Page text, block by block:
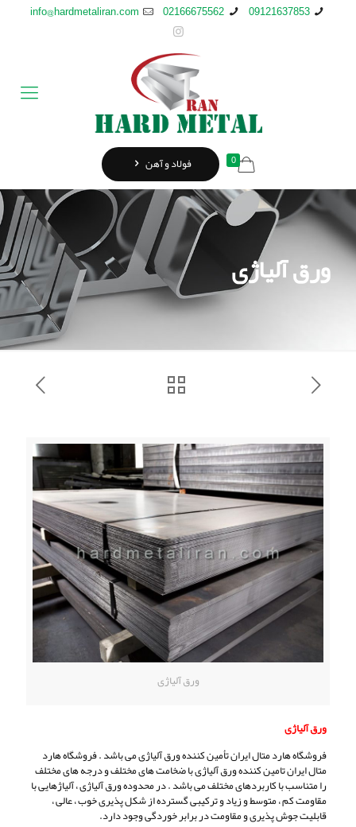
09121637853
02166675562
info@hardmetaliran.com
0 فولاد و آهن
ورق آلیاژی
ورق آلیاژی
ورق آلیاژی
فروشگاه هارد متال ایران تأمین کننده ورق آلیاژی می باشد . فروشگاه هارد
متال ایران تامین کننده ورق آلیاژی با ضخامت های مختلف و درجه های مختلف
را متناسب با کاربردهای مختلف می باشد . در محدوده ورق آلیاژی ، آلیاژهایی با
مقاومت کم ، متوسط و زیاد و ترکیبی گسترده از شکل پذیری خوب ، عالی ،
قابلیت جوش پذیری و مقاومت در برابر خوردگی وجود دارد.